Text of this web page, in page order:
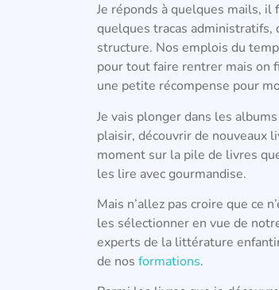
Je réponds à quelques mails,
quelques tracas administratifs,
structure. Nos emplois du
pour tout faire rentrer mais on
une petite récompense pour
Je vais plonger dans les
plaisir, découvrir de nouveaux
moment sur la pile de livres
les lire avec gourmandise.
Mais n’allez pas croire que ce
les sélectionner en vue de
experts de la littérature
de nos formations.